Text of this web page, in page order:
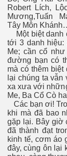
RobertLích,
Mương,Tuấn
Tây Môn
Một biệt danh
tới 3 danh hiệu:
Me; cần cổ
đường bạn có
mà có thêm
lại chúng ta
xa xưa với
Me, Ba Cổ
Các bạn ơi!
khi mà đã bao
gặp lại. Bây giờ
đã thành đạt
kinh tế, cơm áo
đây, cùng ôn lại